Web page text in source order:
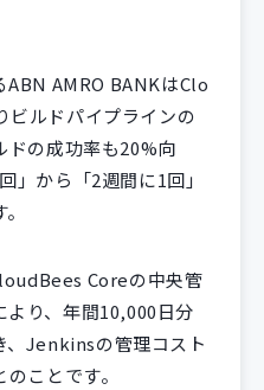
AMRO BANKはClo
ルドパイプラインの
ドの成功率も20%向
」から「2週間に1回」
Coreの中央管
り、年間10,000日分
、Jenkinsの管理コスト
ことです。